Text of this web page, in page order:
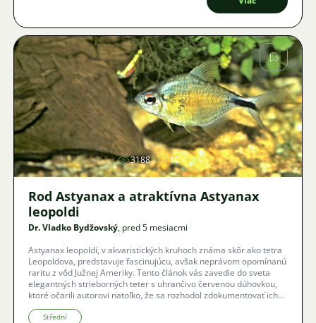
Obrázok
3188 10
Rod Astyanax a atraktívna Astyanax
leopoldi
Dr. Vladko Bydžovský, pred 5 mesiacmi
Astyanax leopoldi, v akvaristických kruhoch známa skôr ako tetra
Leopoldova, predstavuje fascinujúcu, avšak neprávom opomínanú
raritu z vôd Južnej Ameriky. Tento článok vás zavedie do sveta
elegantných strieborných teter s uhrančivo červenou dúhovkou,
ktoré očarili autorovi natoľko, že sa rozhodol zdokumentovať ich
chov aj neľahkú cestu k úspešnému rozmnoženiu.
Střední